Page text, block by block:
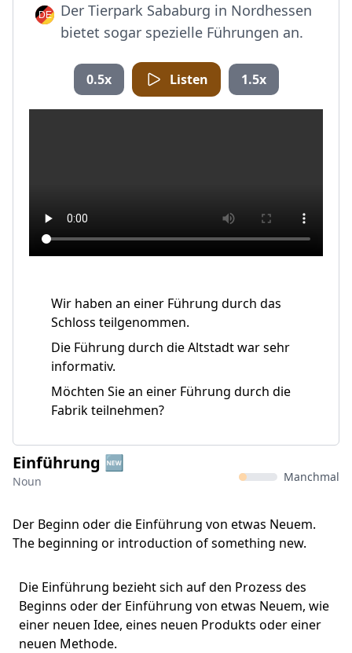
Der Tierpark Sababurg in Nordhessen
bietet sogar spezielle Führungen an.
0.5x Listen 1.5x
Wir haben an einer Führung durch das
Schloss teilgenommen.
Die Führung durch die Altstadt war sehr
informativ.
Möchten Sie an einer Führung durch die
Fabrik teilnehmen?
Einführung 🆕
Noun Manchmal
Der Beginn oder die Einführung von etwas Neuem.
The beginning or introduction of something new.
Die Einführung bezieht sich auf den Prozess des
Beginns oder der Einführung von etwas Neuem, wie
einer neuen Idee, eines neuen Produkts oder einer
neuen Methode.